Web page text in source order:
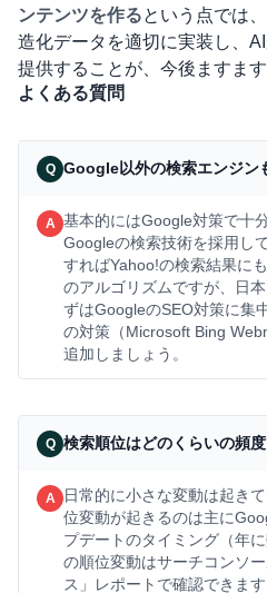
ンテンツを作るという点では
造化データを適切に実装し、
提供することが、今後ますま
よくある質問
Google以外の検索エンジン
基本的にはGoogle対策で十
Googleの検索技術を採用し
すればYahoo!の検索結果に
のアルゴリズムですが、日
ずはGoogleのSEO対策に集
の対策（Microsoft Bing
追加しましょう。
検索順位はどのくらいの頻
日常的に小さな変動は起き
位変動が起きるのは主に
プデートのタイミング（年
の順位変動はサーチコンソ
ス」レポートで確認できます